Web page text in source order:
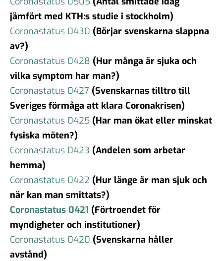
jämfört med KTH:s studie i stockholm)
Coronastatus 0430 (Börjar svenskarna slappna
av?)
Coronastatus 0428 (Hur många är sjuka och
vilka symptom har man?)
Coronastatus 0427 (Svenskarnas tilltro till
Sveriges förmåga att klara Coronakrisen)
Coronastatus 0425 (Har man ökat eller minskat
fysiska möten?)
Coronastatus 0423 (Andelen som arbetar
hemma)
Coronastatus 0422 (Hur länge är man sjuk och
när kan man smittats?)
Coronastatus 0421 (Förtroendet för
myndigheter och institutioner)
Coronastatus 0420 (Svenskarna håller
avstånd)